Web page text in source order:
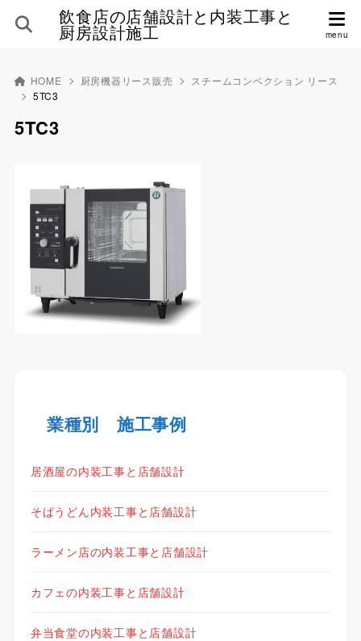
飲食店の店舗設計と内装工事と
厨房設計施工
HOME 厨房機器リース販売
スチームコンベクション リース
5TC3
5TC3
業種別 施工事例
居酒屋の内装工事と店舗設計
そばうどん内装工事と店舗設計
ラーメン店の内装工事と店舗設計
カフェの内装工事と店舗設計
弁当食堂の内装工事と店舗設計